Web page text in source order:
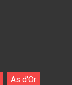
As d'Or